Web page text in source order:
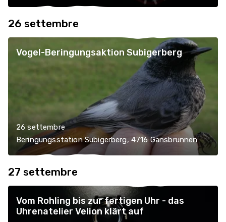
26 settembre
Vogel-Beringungsaktion Subigerberg
26 settembre
Beringungsstation Subigerberg, 4716 Gänsbrunnen
27 settembre
Vom Rohling bis zur fertigen Uhr - das
Uhrenatelier Velion klärt auf